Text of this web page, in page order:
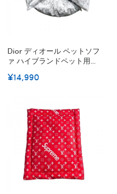
Dior ディオール ペットソフ
ァ ハイブランドペット用ベ
猫のマットレス四季通用秋
¥14,990